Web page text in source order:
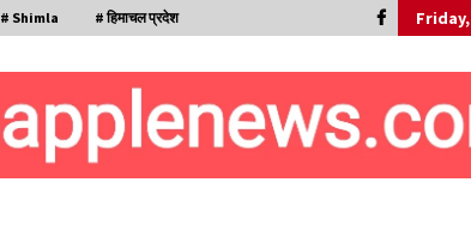
# Shimla # हिमाचल प्रदेश Friday,